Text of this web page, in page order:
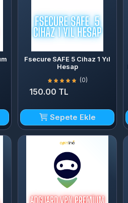
Fsecure SAFE 5 Cihaz 1 Yıl
Hesap
(0)
150.00 TL
Sepete Ekle